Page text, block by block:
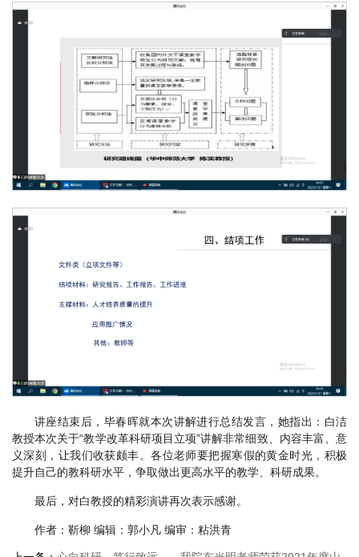
讲座结束后，毕春晖就本次讲解进行总结发言，她指出：白洁
教授本次关于“教学改革科研项目立项”讲解非常细致、内容丰富、意
义深刻，让我们收获颇丰。各位老师要把握寒假的黄金时光，积极
提升自己的教科研水平，争取做出更高水平的教学、科研成果。
最后，对白教授的精彩演讲再次表示感谢。
作者：靳柳 编辑：郭小凡 编审：粘洪青